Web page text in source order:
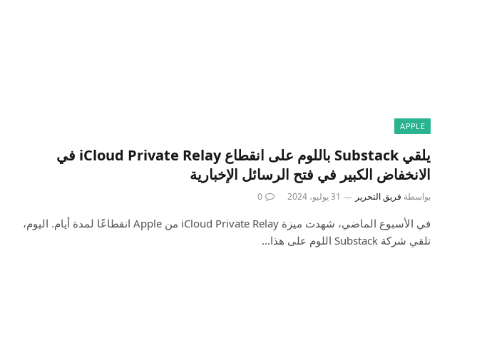
APPLE
يلقي Substack باللوم على انقطاع iCloud Private Relay في
الانخفاض الكبير في فتح الرسائل الإخبارية
بواسطة فريق التحرير 31 يوليو، 2024 0
في الأسبوع الماضي، شهدت ميزة iCloud Private Relay من Apple انقطاعًا لمدة أيام. اليوم،
تلقي شركة Substack اللوم على هذا…